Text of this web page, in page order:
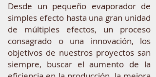
Desde un pequeño evaporador de
simples efecto hasta una gran unidad
de múltiples efectos, un proceso
consagrado o una innovación, los
objetivos de nuestros proyectos san
siempre, buscar el aumento de la